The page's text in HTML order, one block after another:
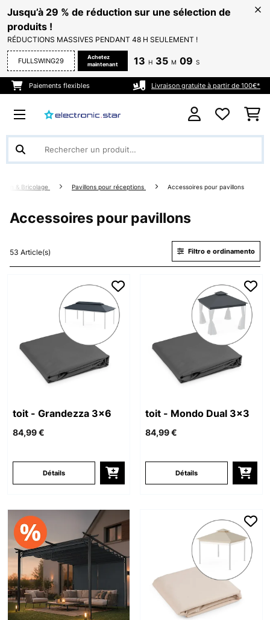
Jusqu’à 29 % de réduction sur une sélection de
produits !
RÉDUCTIONS MASSIVES PENDANT 48 H SEULEMENT !
FULLSWING29
Achetez
maintenant
13 H 35 M 09 S
Paiements flexibles Livraison gratuite à partir de 100€*
& Bricolage Pavillons pour réceptions Accessoires pour pavillons
Accessoires pour pavillons
53 Article(s) Filtro e ordinamento
toit - Grandezza 3x6
84,99 €
Détails
toit - Mondo Dual 3x3
84,99 €
Détails